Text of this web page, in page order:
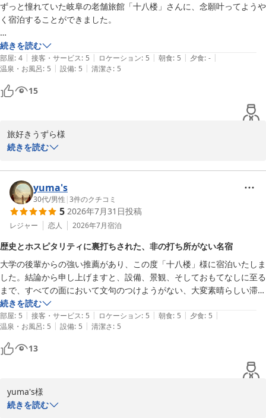
またお誕生日のお祝いに際して、ささやかながらご用意したメッセ
ージやプチロールケーキもお喜びいただけたとのこと、思い出づく
川原町の街並み散策も旅情を感じながらお楽しみいただけたとのこ
と大変嬉しく存じます。
さらにお誕生日が鵜飼開きの日と重なっていたとのこと不思議なご
縁を感じますね。
次回はぜひ長良川鵜飼もあわせて岐阜ならではの風情をゆっくりご
この度はご宿泊ならびに温かなお言葉、お楽しみいただけたご様子
ゆかりこさん様のまたのお越しをスタッフ一同心よりお待ちしてお
ります。
長良川温泉 十八楼
ずっと憧れていた岐阜の老舗旅館「十八楼」さんに、念願叶ってようや
く宿泊することができました。
到着時の駐車場の誘導から入館後の案内まで、従業員の皆様のきめ細や
かで丁寧なサービスに深く感動いたしました。
館内に漂うお香の心地よい香りに包まれ、とても快適に過ごすことがで
きます。
温泉も長良川のさらさらとした泉質が素晴らしく、心身ともに癒やされ
1点だけ、客室のユニットバスから長年のものと思われる尿臭が僅かに
です。
それを差し引いても素晴らしいお宿でした。
またぜひ伺いたいと思います。
続きを読む
部屋: 4 | 接客・サービス: 5 | ロケーション: 5 | 朝食: 5 | 夕食: - |
温泉・お風呂: 5 | 設備: 5 | 清潔さ: 5
15
旅好きうずら様
以前より当館をお気に留めてくださり、念願のご宿泊とのこと大変
光栄に存じます。
ご到着時の駐車場でのご案内から館内での対応までスタッフの接客
につきまして温かいお言葉を頂戴し、心より感謝申し上げます。
のひとときをお過ごしいただけたご様子を嬉しく拝見いたしまし
た。
一方で客室ユニットバスにつきましては、ご不快な思いをお掛けし
誠に申し訳ございませんでした。
清掃には日頃より努めておりますが、ご指摘いただきました内容を
真摯に受け止め早急に確認のうえ改善に努めてまいります。
そのような中でも、「またぜひ伺いたい」とのお言葉を頂戴し大変
次回はすべての面でご満足いただけるご滞在となりますようスタッ
フ一同より一層努めてまいります。
続きを読む
yuma's
30代/男性 |3件のクチコミ
5 2026年7月31日投稿
レジャー 恋人 2026年7月宿泊
歴史とホスピタリティに裏打ちされた、非の打ち所がない名宿
大学の後輩からの強い推薦があり、この度「十八楼」様に宿泊いたしま
した。結論から申し上げますと、設備、景観、そしておもてなしに至る
まで、すべての面において文句のつけようがない、大変素晴らしい滞在
となりました。
まず感銘を受けたのは、到着時からの行き届いたサービスです。車を降
りるや否や、スタッフの方が迅速かつ丁寧にお荷物を運んでくださり、
長旅の疲れが瞬時に癒やされるような、洗練された歓迎の意を感じまし
館内のラウンジではワインやジュースなどのドリンクが提供されてお
り、そのどれもが非常に質が高く美味で、チェックイン後からゆったり
続きを読む
部屋: 5 | 接客・サービス: 5 | ロケーション: 5 | 朝食: 5 | 夕食: 5 |
温泉・お風呂: 5 | 設備: 5 | 清潔さ: 5
13
yuma's様
続きを読む